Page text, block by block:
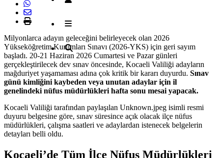
Milyonlarca adayın geleceğini belirleyecek olan 2026
Yükseköğretim Kurumları Sınavı (2026-YKS) için geri sayım
başladı. 20-21 Haziran 2026 Cumartesi ve Pazar günleri
gerçekleştirilecek dev sınav öncesinde, Kocaeli Valiliği adayların
mağduriyet yaşamaması adına çok kritik bir kararı duyurdu. Sınav
günü kimliğini kaybeden veya unutan adaylar için il
genelindeki nüfus müdürlükleri hafta sonu mesai yapacak.
Kocaeli Valiliği tarafından paylaşılan Unknown.jpeg isimli resmi
duyuru belgesine göre, sınav süresince açık olacak ilçe nüfus
müdürlükleri, çalışma saatleri ve adaylardan istenecek belgelerin
detayları belli oldu.
Kocaeli’de Tüm İlçe Nüfus Müdürlükleri